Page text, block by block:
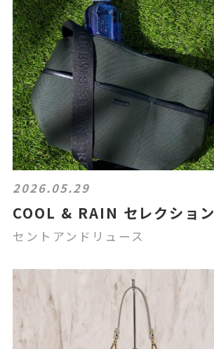
2026.05.29
COOL & RAIN セレクション
セントアンドリュース